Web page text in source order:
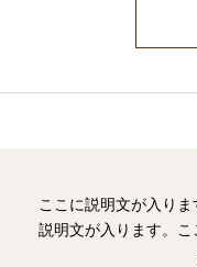
ここに説明文が入り
説明文が入ります。